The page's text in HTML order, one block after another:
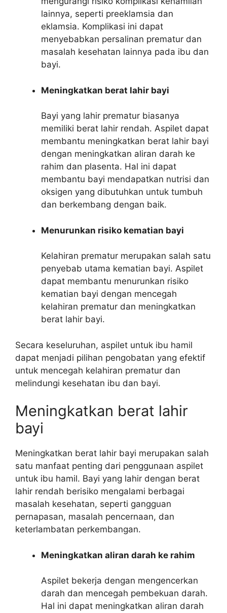
lainnya, seperti preeklamsia dan
eklamsia. Komplikasi ini dapat
menyebabkan persalinan prematur dan
masalah kesehatan lainnya pada ibu dan
bayi.
Meningkatkan berat lahir bayi
Bayi yang lahir prematur biasanya
memiliki berat lahir rendah. Aspilet dapat
membantu meningkatkan berat lahir bayi
dengan meningkatkan aliran darah ke
rahim dan plasenta. Hal ini dapat
membantu bayi mendapatkan nutrisi dan
oksigen yang dibutuhkan untuk tumbuh
dan berkembang dengan baik.
Menurunkan risiko kematian bayi
Kelahiran prematur merupakan salah satu
penyebab utama kematian bayi. Aspilet
dapat membantu menurunkan risiko
kematian bayi dengan mencegah
kelahiran prematur dan meningkatkan
berat lahir bayi.
Secara keseluruhan, aspilet untuk ibu hamil
dapat menjadi pilihan pengobatan yang efektif
untuk mencegah kelahiran prematur dan
melindungi kesehatan ibu dan bayi.
Meningkatkan berat lahir
bayi
Meningkatkan berat lahir bayi merupakan salah
satu manfaat penting dari penggunaan aspilet
untuk ibu hamil. Bayi yang lahir dengan berat
lahir rendah berisiko mengalami berbagai
masalah kesehatan, seperti gangguan
pernapasan, masalah pencernaan, dan
keterlambatan perkembangan.
Meningkatkan aliran darah ke rahim
Aspilet bekerja dengan mengencerkan
darah dan mencegah pembekuan darah.
Hal ini dapat meningkatkan aliran darah